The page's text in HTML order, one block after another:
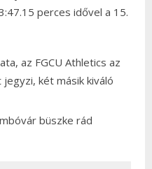
perces idővel a 15.
az FGCU Athletics az
két másik kiváló
büszke rád